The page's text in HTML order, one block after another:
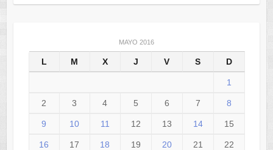
MAYO 2016
L M X J V S D
1
2 3 4 5 6 7 8
9 10 11 12 13 14 15
16 17 18 19 20 21 22